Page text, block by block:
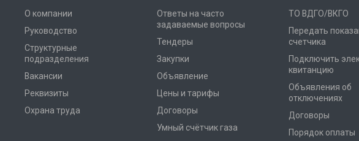
О компании
Руководство
Структурные
подразделения
Вакансии
Реквизиты
Охрана труда
Ответы на часто
задаваемые вопросы
Тендеры
Закупки
Объявление
Цены и тарифы
Договоры
Умный счётчик газа
ТО ВДГО/ВКГО
Передать
счетчика
Подключить
квитанцию
Объявления об
отключениях
Договоры
Порядок оплаты